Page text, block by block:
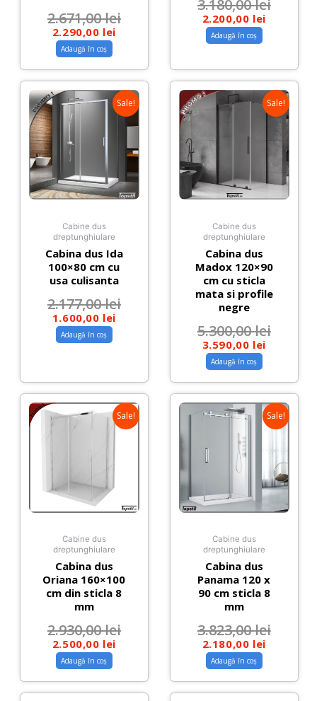
2.671,00lei
2.290,00 lei
Adaugă în coș
3.180,00lei
2.200,00 lei
Adaugă în coș
Sale!
Cabine dus
dreptunghiulare
Cabina dus Ida
100×80 cm cu
usa culisanta
2.177,00lei
1.600,00 lei
Adaugă în coș
Sale!
Cabine dus
dreptunghiulare
Cabina dus
Madox 120×90
cm cu sticla
mata si profile
negre
5.300,00lei
3.590,00 lei
Adaugă în coș
Sale!
Cabine dus
dreptunghiulare
Cabina dus
Oriana 160×100
cm din sticla 8
mm
2.930,00lei
2.500,00 lei
Adaugă în coș
Sale!
Cabine dus
dreptunghiulare
Cabina dus
Panama 120 x
90 cm sticla 8
mm
3.823,00lei
2.180,00 lei
Adaugă în coș